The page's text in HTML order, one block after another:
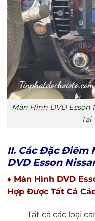
Màn Hình DVD Esson
Tại
II. Các Đặc Điểm
DVD Esson
♦ Màn Hình DVD
Hợp Được Tất Cả
Tất cả các loại